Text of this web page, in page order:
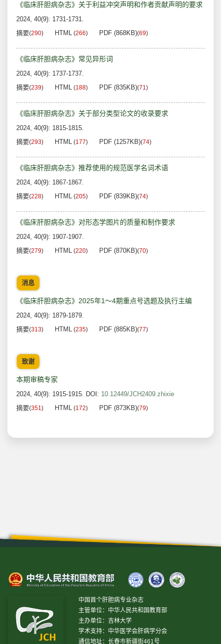
《临床肝胆病杂志》关于利益冲突声明和作者贡献声明的要求
2024, 40(9): 1731-1731.
摘要(290) HTML (266) PDF (868KB)(69)
《临床肝胆病杂志》常见异形词
2024, 40(9): 1737-1737.
摘要(239) HTML (188) PDF (835KB)(71)
《临床肝胆病杂志》关于部分类型论文的收录要求
2024, 40(9): 1815-1815.
摘要(293) HTML (177) PDF (1257KB)(74)
《临床肝胆病杂志》推荐使用的规范医学名词术语
2024, 40(9): 1867-1867.
摘要(228) HTML (205) PDF (839KB)(74)
《临床肝胆病杂志》对形态学图片的质量和制作要求
2024, 40(9): 1907-1907.
摘要(279) HTML (220) PDF (870KB)(70)
消息
《临床肝胆病杂志》2025年1～4期重点号选题及执行主编
2024, 40(9): 1879-1879.
摘要(313) HTML (235) PDF (885KB)(77)
致谢
本期审稿专家
2024, 40(9): 1915-1915. DOI: 10.12449/JCH2409.zhixie
摘要(351) HTML (172) PDF (873KB)(79)
中国首个肝胆病专业杂志
主管单位：中华人民共和国教育部
主办单位：吉林大学
学术支持：中华医学会肝病学分会
通信地址：长春市新疆街461号